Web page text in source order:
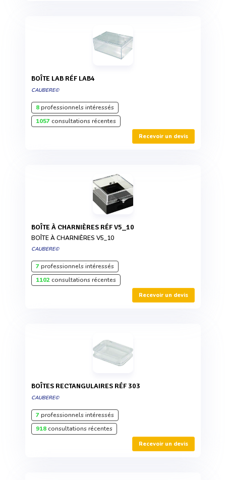
BOÎTE LAB RÉF LAB4
CAUBERE©
8professionnels intéressés
1057consultations récentes
Recevoir un devis
BOÎTE À CHARNIÈRES RÉF V5_10
BOÎTE À CHARNIÈRES V5_10
CAUBERE©
7professionnels intéressés
1102consultations récentes
Recevoir un devis
BOÎTES RECTANGULAIRES RÉF 303
CAUBERE©
7professionnels intéressés
918consultations récentes
Recevoir un devis